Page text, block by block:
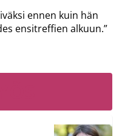
ennen kuin hän
ensitreffien alkuun.”